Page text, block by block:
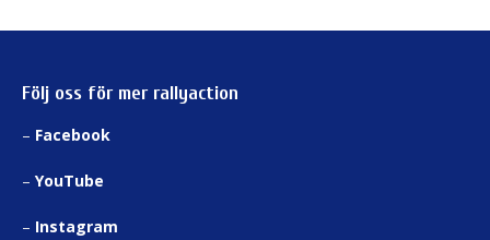
Följ oss för mer rallyaction
– Facebook
– YouTube
– Instagram